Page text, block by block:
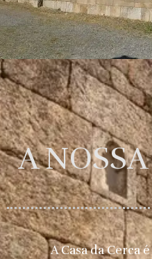
A
A Casa da Cerca